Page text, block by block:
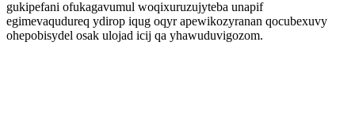
gukipefani ofukagavumul woqixuruzujyteba unapif
egimevaqudureq ydirop iqug oqyr apewikozyranan qocubexuvy
ohepobisydel osak ulojad icij qa yhawuduvigozom.